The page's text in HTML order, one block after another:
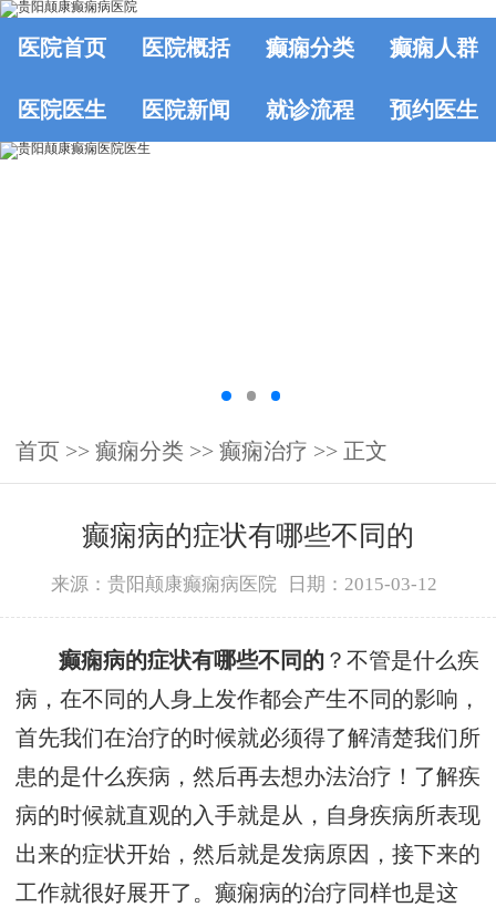
医院首页 医院概括 癫痫分类 癫痫人群
医院医生 医院新闻 就诊流程 预约医生
首页 >> 癫痫分类 >> 癫痫治疗 >> 正文
癫痫病的症状有哪些不同的
来源：贵阳颠康癫痫病医院 日期：2015-03-12
癫痫病的症状有哪些不同的 ？不管是什么疾
病，在不同的人身上发作都会产生不同的影响，
首先我们在治疗的时候就必须得了解清楚我们所
患的是什么疾病，然后再去想办法治疗！了解疾
病的时候就直观的入手就是从，自身疾病所表现
出来的症状开始，然后就是发病原因，接下来的
工作就很好展开了。癫痫病的治疗同样也是这